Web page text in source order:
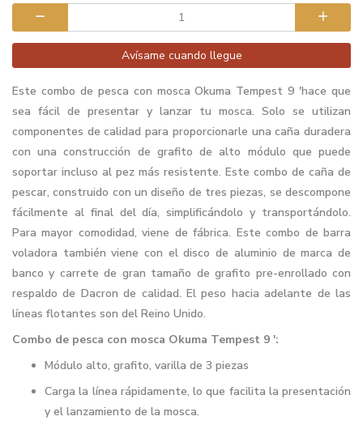
Avísame cuando llegue
Este combo de pesca con mosca Okuma Tempest 9 'hace que
sea fácil de presentar y lanzar tu mosca. Solo se utilizan
componentes de calidad para proporcionarle una caña duradera
con una construcción de grafito de alto módulo que puede
soportar incluso al pez más resistente. Este combo de caña de
pescar, construido con un diseño de tres piezas, se descompone
fácilmente al final del día, simplificándolo y transportándolo.
Para mayor comodidad, viene de fábrica. Este combo de barra
voladora también viene con el disco de aluminio de marca de
banco y carrete de gran tamaño de grafito pre-enrollado con
respaldo de Dacron de calidad. El peso hacia adelante de las
líneas flotantes son del Reino Unido.
Combo de pesca con mosca Okuma Tempest 9 ':
Módulo alto, grafito, varilla de 3 piezas
Carga la línea rápidamente, lo que facilita la presentación
y el lanzamiento de la mosca.